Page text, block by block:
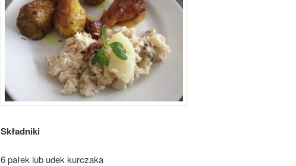
Składniki
6 pałek lub udek kurczaka